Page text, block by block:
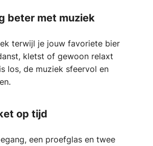
beter met muziek
terwijl je jouw favoriete bier
kletst of gewoon relaxt
los, de muziek sfeervol en
op tijd
een proefglas en twee